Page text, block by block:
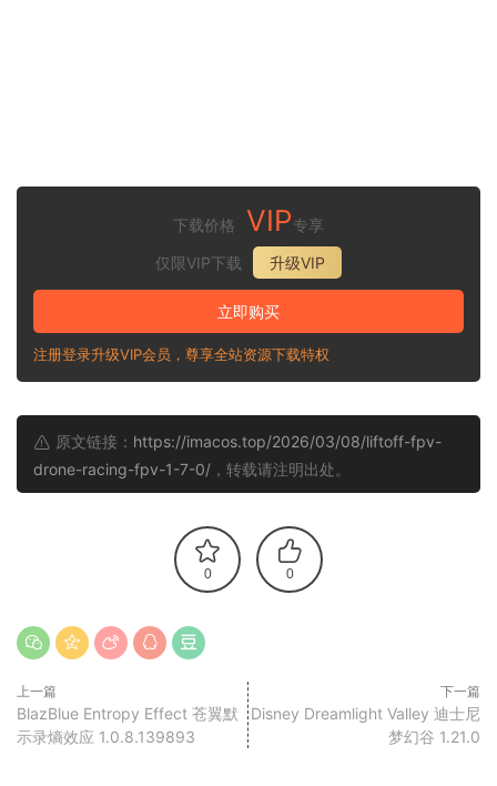
下载价格 VIP专享
仅限VIP下载
升级VIP
立即购买
注册登录升级VIP会员，尊享全站资源下载特权
原文链接： https://imacos.top/2026/03/08/liftoff-fpv-
drone-racing-fpv-1-7-0/ ，转载请注明出处。
0 0
上一篇
BlazBlue Entropy Effect 苍翼默
示录熵效应 1.0.8.139893
下一篇
Disney Dreamlight Valley 迪士尼
梦幻谷 1.21.0